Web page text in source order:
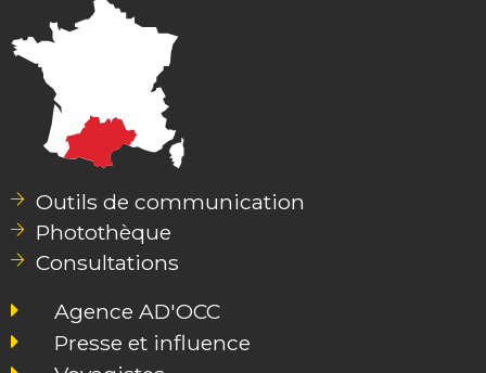
Outils de communication
Photothèque
Consultations
Agence AD'OCC
Presse et influence